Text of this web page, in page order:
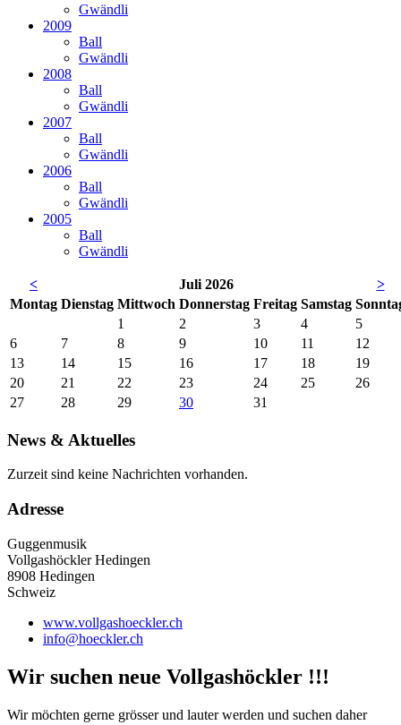
Gwändli
2009
Ball
Gwändli
2008
Ball
Gwändli
2007
Ball
Gwändli
2006
Ball
Gwändli
2005
Ball
Gwändli
< Juli 2026
>
Montag Dienstag Mittwoch Donnerstag Freitag Samstag So
1
2 3 4
5
6
7 8 9 10 11
12
13
14 15 16 17 18
19
20
21 22 23 24 25
26
27
28 29 30 31
News & Aktuelles
Zurzeit sind keine Nachrichten vorhanden.
Adresse
Guggenmusik
Vollgashöckler Hedingen
8908 Hedingen
Schweiz
www.vollgashoeckler.ch
info@hoeckler.ch
Wir suchen neue Vollgashöckler !!!
Wir möchten gerne grösser und lauter werden und suchen daher